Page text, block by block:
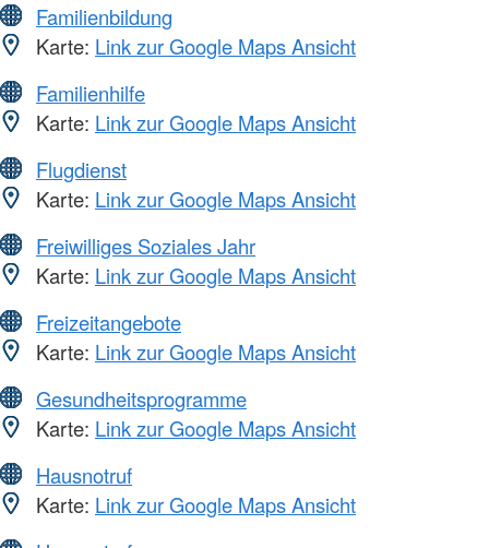
Familienbildung
Karte: Link zur Google Maps Ansicht
Familienhilfe
Karte: Link zur Google Maps Ansicht
Flugdienst
Karte: Link zur Google Maps Ansicht
Freiwilliges Soziales Jahr
Karte: Link zur Google Maps Ansicht
Freizeitangebote
Karte: Link zur Google Maps Ansicht
Gesundheitsprogramme
Karte: Link zur Google Maps Ansicht
Hausnotruf
Karte: Link zur Google Maps Ansicht